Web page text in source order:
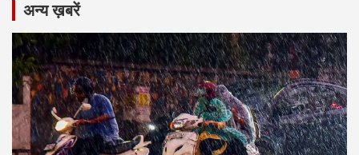
अन्य ख़बरें